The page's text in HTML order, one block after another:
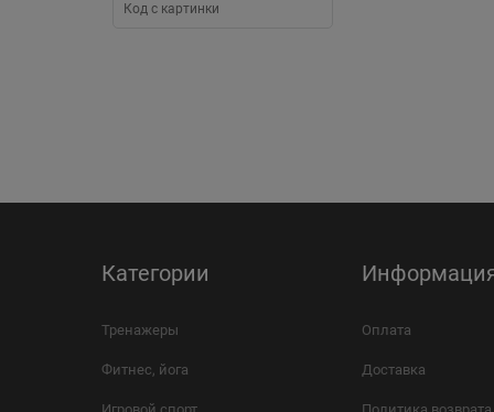
Категории
Тренажеры
Фитнес, йога
Оплата
Доставка